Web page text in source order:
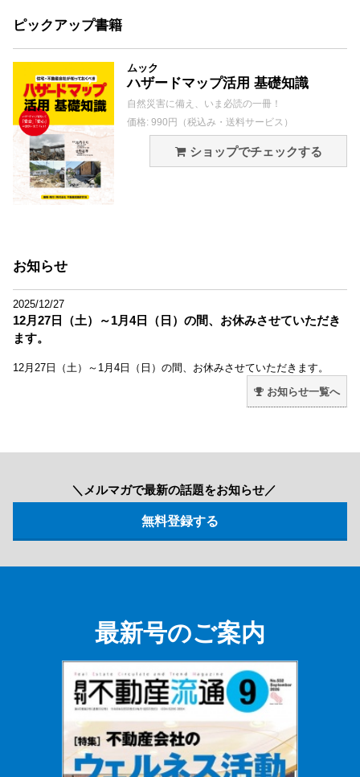
ピックアップ書籍
ムック
ハザードマップ活用 基礎知識
自然災害に備え、いま必読の一冊！
価格: 990円（税込み・送料サービス）
ショップでチェックする
お知らせ
2025/12/27
12月27日（土）～1月4日（日）の間、お休みさせていただき
ます。
12月27日（土）～1月4日（日）の間、お休みさせていただきます。
お知らせ一覧へ
＼メルマガで最新の話題をお知らせ／
最新号のご案内